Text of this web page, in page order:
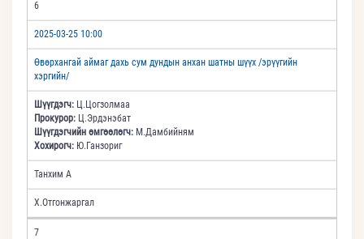
6
2025-03-25 10:00
Өвөрхангай аймаг дахь сум дундын анхан шатны шүүх /эрүүгийн
хэргийн/
Шүүгдэгч: Ц.Цогзолмаа
Прокурор: Ц.Эрдэнэбат
Шүүгдэгчийн өмгөөлөгч: М.Дамбийням
Хохирогч: Ю.Ганзориг
Танхим А
Х.Отгонжаргал
7